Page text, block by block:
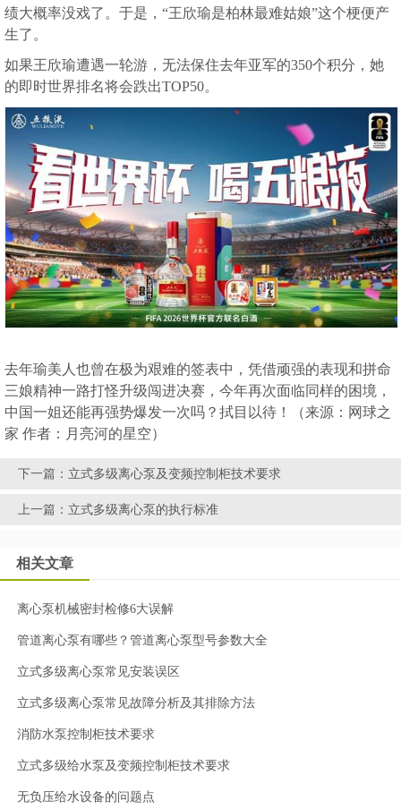
绩大概率没戏了。于是，“王欣瑜是柏林最难姑娘”这个梗便产
生了。
如果王欣瑜遭遇一轮游，无法保住去年亚军的350个积分，她
的即时世界排名将会跌出TOP50。
去年瑜美人也曾在极为艰难的签表中，凭借顽强的表现和拼命
三娘精神一路打怪升级闯进决赛，今年再次面临同样的困境，
中国一姐还能再强势爆发一次吗？拭目以待！（来源：网球之
家 作者：月亮河的星空）
下一篇： 立式多级离心泵及变频控制柜技术要求
上一篇： 立式多级离心泵的执行标准
相关文章
离心泵机械密封检修6大误解
管道离心泵有哪些？管道离心泵型号参数大全
立式多级离心泵常见安装误区
立式多级离心泵常见故障分析及其排除方法
消防水泵控制柜技术要求
立式多级给水泵及变频控制柜技术要求
无负压给水设备的问题点